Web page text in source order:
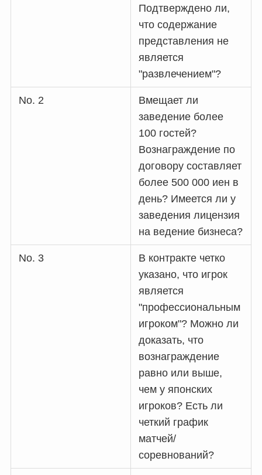
Подтверждено ли,
что содержание
представления не
является
"развлечением"?
No. 2
Вмещает ли
заведение более
100 гостей?
Вознаграждение по
договору составляет
более 500 000 иен в
день? Имеется ли у
заведения лицензия
на ведение бизнеса?
No. 3
В контракте четко
указано, что игрок
является
"профессиональным
игроком"? Можно ли
доказать, что
вознаграждение
равно или выше,
чем у японских
игроков? Есть ли
четкий график
матчей/
соревнований?